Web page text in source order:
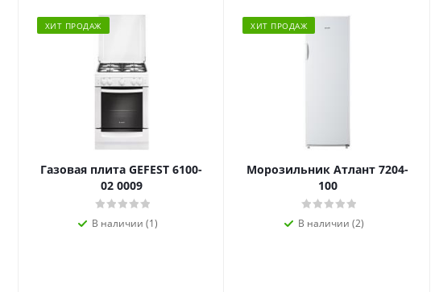
ХИТ ПРОДАЖ
Газовая плита GEFEST 6100-
02 0009
В наличии (1)
ХИТ ПРОДАЖ
Морозильник Атлант 7204-
100
В наличии (2)